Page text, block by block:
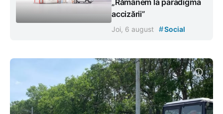
accizării”
Joi, 6 august #Social